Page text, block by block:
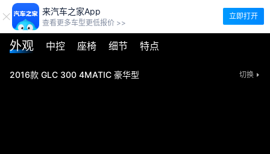
来汽车之家App
查看更多车型更低报价 >>
立即打开
外观 中控 座椅 细节 特点
2016款 GLC 300 4MATIC 豪华型 切换